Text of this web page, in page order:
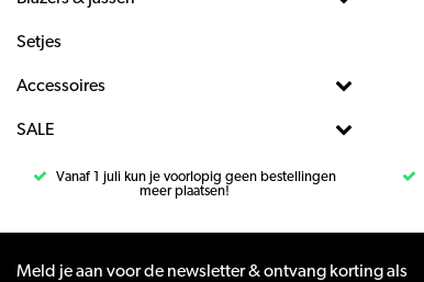
Setjes
Accessoires
SALE
Vanaf 1 juli kun je voorlopig geen bestellingen
meer plaatsen!
Meld je aan voor de newsletter & ontvang korting als